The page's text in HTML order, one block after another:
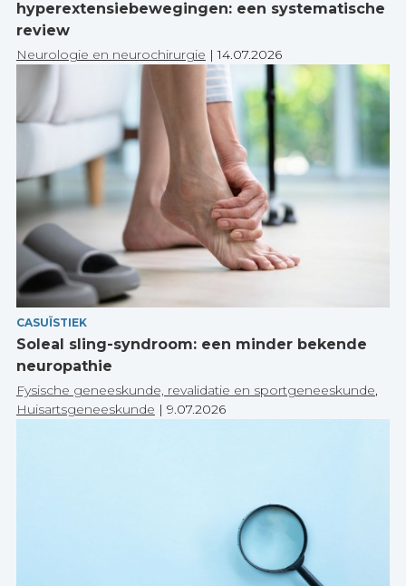
hyperextensiebewegingen: een systematische
review
Neurologie en neurochirurgie |14.07.2026
CASUÏSTIEK
Soleal sling-syndroom: een minder bekende
neuropathie
Fysische geneeskunde, revalidatie en sportgeneeskunde,
Huisartsgeneeskunde | 9.07.2026